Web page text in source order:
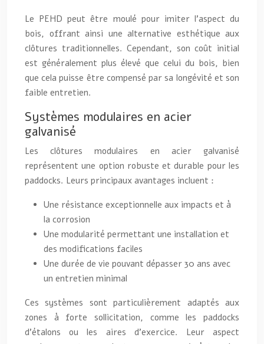
Le PEHD peut être moulé pour imiter l’aspect du
bois, offrant ainsi une alternative esthétique aux
clôtures traditionnelles. Cependant, son coût initial
est généralement plus élevé que celui du bois, bien
que cela puisse être compensé par sa longévité et son
faible entretien.
Systèmes modulaires en acier
galvanisé
Les clôtures modulaires en acier galvanisé
représentent une option robuste et durable pour les
paddocks. Leurs principaux avantages incluent :
Une résistance exceptionnelle aux impacts et à
la corrosion
Une modularité permettant une installation et
des modifications faciles
Une durée de vie pouvant dépasser 30 ans avec
un entretien minimal
Ces systèmes sont particulièrement adaptés aux
zones à forte sollicitation, comme les paddocks
d’étalons ou les aires d’exercice. Leur aspect